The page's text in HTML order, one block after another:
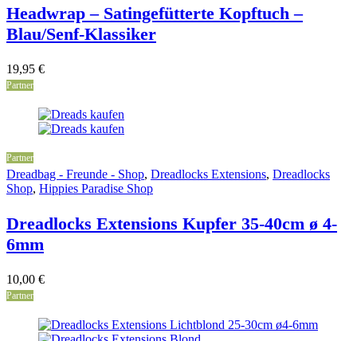
Headwrap – Satingefütterte Kopftuch –
Blau/Senf-Klassiker
19,95 €
Partner
Partner
Dreadbag - Freunde - Shop, Dreadlocks Extensions, Dreadlocks
Shop, Hippies Paradise Shop
Dreadlocks Extensions Kupfer 35-40cm ø 4-
6mm
10,00 €
Partner